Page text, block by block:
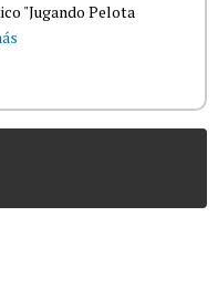
"Jugando Pelota